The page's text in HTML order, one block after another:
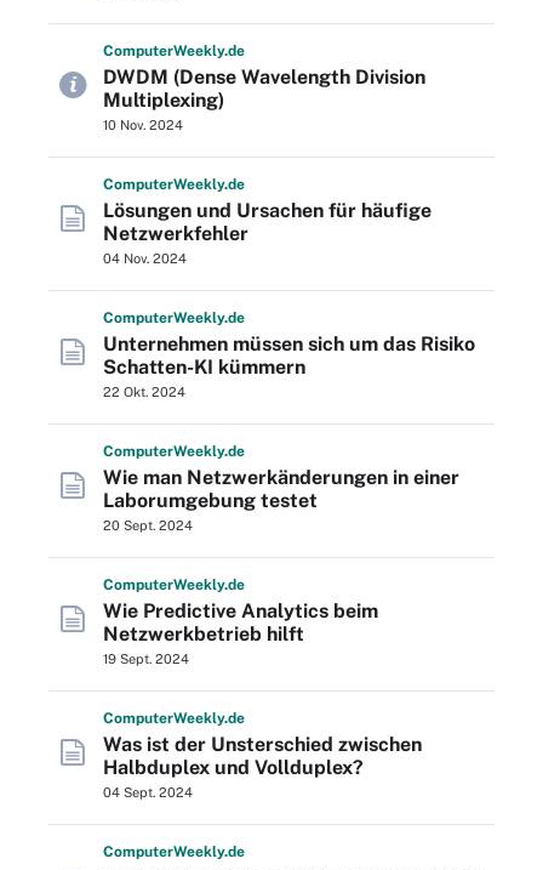
ComputerWeekly.de
DWDM (Dense Wavelength Division
Multiplexing)
10 Nov. 2024
ComputerWeekly.de
Lösungen und Ursachen für häufige
Netzwerkfehler
04 Nov. 2024
ComputerWeekly.de
Unternehmen müssen sich um das Risiko
Schatten-KI kümmern
22 Okt. 2024
ComputerWeekly.de
Wie man Netzwerkänderungen in einer
Laborumgebung testet
20 Sept. 2024
ComputerWeekly.de
Wie Predictive Analytics beim
Netzwerkbetrieb hilft
19 Sept. 2024
ComputerWeekly.de
Was ist der Unsterschied zwischen
Halbduplex und Vollduplex?
04 Sept. 2024
ComputerWeekly.de